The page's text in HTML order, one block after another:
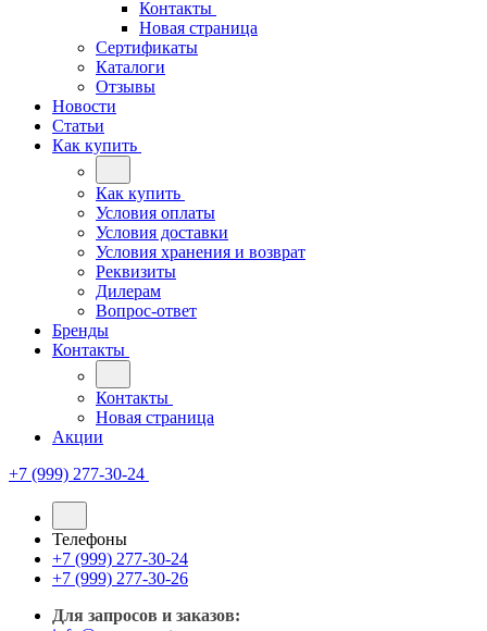
Контакты
Новая страница
Сертификаты
Каталоги
Отзывы
Новости
Статьи
Как купить
Как купить
Условия оплаты
Условия доставки
Условия хранения и возврат
Реквизиты
Дилерам
Вопрос-ответ
Бренды
Контакты
Контакты
Новая страница
Акции
+7 (999) 277-30-24
Телефоны
+7 (999) 277-30-24
+7 (999) 277-30-26
Для запросов и заказов: